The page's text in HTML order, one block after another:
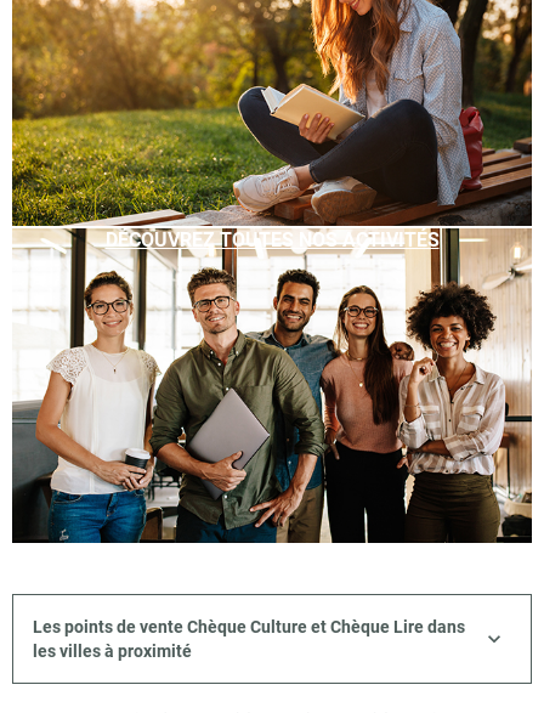
DÉCOUVREZ TOUTES NOS ACTIVITÉS
Les points de vente Chèque Culture et Chèque Lire dans
les villes à proximité